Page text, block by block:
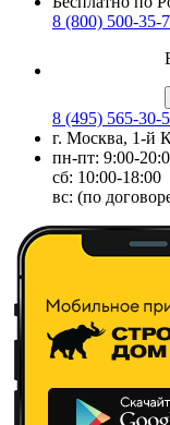
8 (800) 500-35-
8 (495) 565-30-
г. Москва, 1-й
пн-пт: 9:00-
сб: 10:00-18:00
вс: (по